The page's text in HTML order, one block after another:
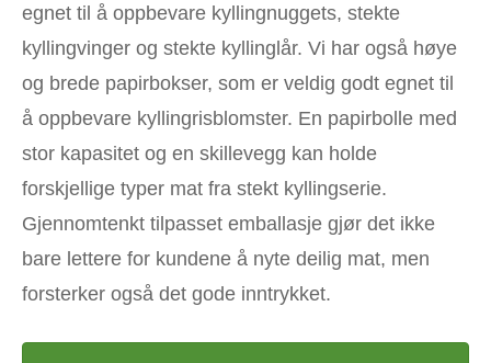
egnet til å oppbevare kyllingnuggets, stekte
kyllingvinger og stekte kyllinglår. Vi har også høye
og brede papirbokser, som er veldig godt egnet til
å oppbevare kyllingrisblomster. En papirbolle med
stor kapasitet og en skillevegg kan holde
forskjellige typer mat fra stekt kyllingserie.
Gjennomtenkt tilpasset emballasje gjør det ikke
bare lettere for kundene å nyte deilig mat, men
forsterker også det gode inntrykket.